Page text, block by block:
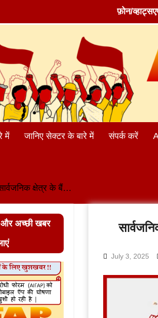
फ़ोन/
में जानिए सेक्टर के बारे में संपर्क करें
सार्वजनिक क्षेत्र के बैंकों और बीमा कंपनियों को मजबूत बनायें
July 3, 2025
और अच्छी खबर